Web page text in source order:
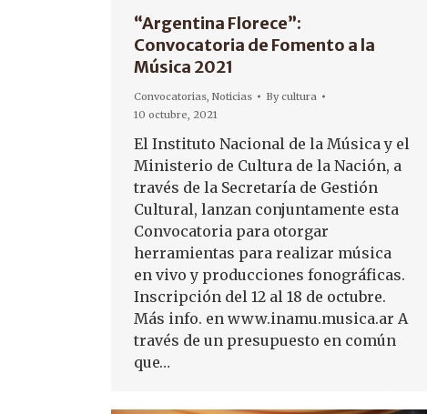
“Argentina Florece”:
Convocatoria de Fomento a la
Música 2021
Convocatorias, Noticias Bycultura
10 octubre, 2021
El Instituto Nacional de la Música y el
Ministerio de Cultura de la Nación, a
través de la Secretaría de Gestión
Cultural, lanzan conjuntamente esta
Convocatoria para otorgar
herramientas para realizar música
en vivo y producciones fonográficas.
Inscripción del 12 al 18 de octubre.
Más info. en www.inamu.musica.ar A
través de un presupuesto en común
que…